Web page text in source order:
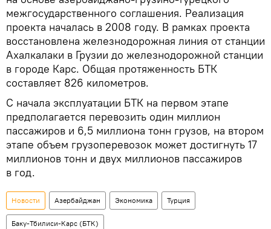
межгосударственного соглашения. Реализация
проекта началась в 2008 году. В рамках проекта
восстановлена железнодорожная линия от станции
Ахалкалаки в Грузии до железнодорожной станции
в городе Карс. Общая протяженность БТК
составляет 826 километров.
С начала эксплуатации БТК на первом этапе
предполагается перевозить один миллион
пассажиров и 6,5 миллиона тонн грузов, на втором
этапе объем грузоперевозок может достигнуть 17
миллионов тонн и двух миллионов пассажиров
в год.
Новости Азербайджан Экономика Турция
Баку-Тбилиси-Карс (БТК)